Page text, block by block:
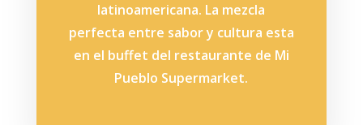
latinoamericana. La mezcla
perfecta entre sabor y cultura esta
en el buffet del restaurante de Mi
Pueblo Supermarket.